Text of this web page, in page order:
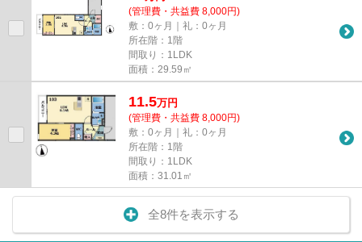
(管理費・共益費 8,000円)
敷：0ヶ月｜礼：0ヶ月
所在階：1階
間取り：1LDK
面積：29.59㎡
11.5万円
(管理費・共益費 8,000円)
敷：0ヶ月｜礼：0ヶ月
所在階：1階
間取り：1LDK
面積：31.01㎡
全8件を表示する